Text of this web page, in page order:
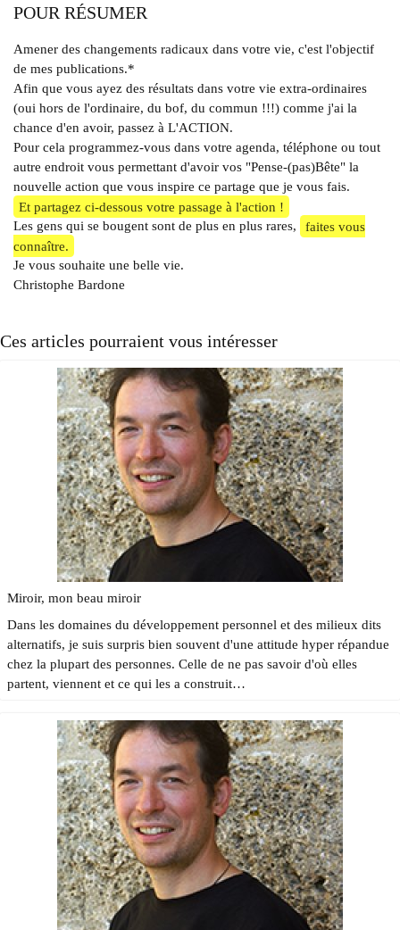
POUR RÉSUMER
Amener des changements radicaux dans votre vie, c'est l'objectif
de mes publications.*
Afin que vous ayez des résultats dans votre vie extra-ordinaires
(oui hors de l'ordinaire, du bof, du commun !!!) comme j'ai la
chance d'en avoir, passez à L'ACTION.
Pour cela programmez-vous dans votre agenda, téléphone ou tout
autre endroit vous permettant d'avoir vos "Pense-(pas)Bête" la
nouvelle action que vous inspire ce partage que je vous fais.
Et partagez ci-dessous votre passage à l'action !
Les gens qui se bougent sont de plus en plus rares,
faites vous
connaître.
Je vous souhaite une belle vie.
Christophe Bardone
Ces articles pourraient vous intéresser
Miroir, mon beau miroir
Dans les domaines du développement personnel et des milieux dits
alternatifs, je suis surpris bien souvent d'une attitude hyper répandue
chez la plupart des personnes. Celle de ne pas savoir d'où elles
partent, viennent et ce qui les a construit…